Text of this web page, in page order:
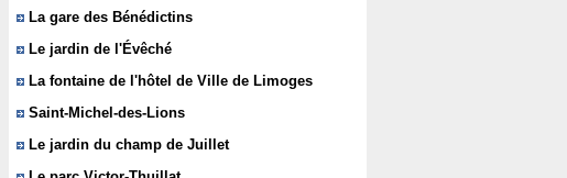
La gare des Bénédictins
Le jardin de l'Évêché
La fontaine de l'hôtel de Ville de Limoges
Saint-Michel-des-Lions
Le jardin du champ de Juillet